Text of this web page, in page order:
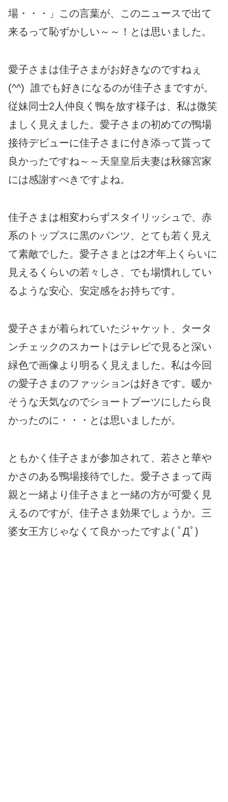
場・・・」この言葉が、このニュースで出て
来るって恥ずかしい～～！とは思いました。
愛子さまは佳子さまがお好きなのですねぇ
(^^) 誰でも好きになるのが佳子さまですが。
従妹同士2人仲良く鴨を放す様子は、私は微笑
ましく見えました。愛子さまの初めての鴨場
接待デビューに佳子さまに付き添って貰って
良かったですね～～天皇皇后夫妻は秋篠宮家
には感謝すべきですよね。
佳子さまは相変わらずスタイリッシュで、赤
系のトップスに黒のパンツ、とても若く見え
て素敵でした。愛子さまとは2才年上くらいに
見えるくらいの若々しさ、でも場慣れしてい
るような安心、安定感をお持ちです。
愛子さまが着られていたジャケット、タータ
ンチェックのスカートはテレビで見ると深い
緑色で画像より明るく見えました。私は今回
の愛子さまのファッションは好きです。暖か
そうな天気なのでショートブーツにしたら良
かったのに・・・とは思いましたが。
ともかく佳子さまが参加されて、若さと華や
かさのある鴨場接待でした。愛子さまって両
親と一緒より佳子さまと一緒の方が可愛く見
えるのですが、佳子さま効果でしょうか。三
婆女王方じゃなくて良かったですよ( ﾟДﾟ)